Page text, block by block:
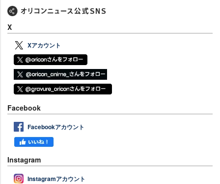
X
Xアカウント
Facebook
Facebookアカウント
Instagram
Instagramアカウント